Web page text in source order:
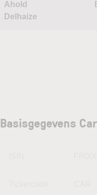
Ahold
Delhaize
Basisgegevens